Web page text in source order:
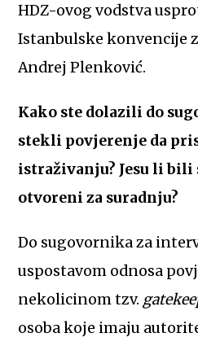
HDZ-ovog vodstva
Istanbulske konvencije
Andrej Plenković.
Kako ste dolazili do
stekli povjerenje da
istraživanju? Jesu li
otvoreni za suradnju?
Do sugovornika za
uspostavom odnosa
nekolicinom tzv.
osoba koje imaju